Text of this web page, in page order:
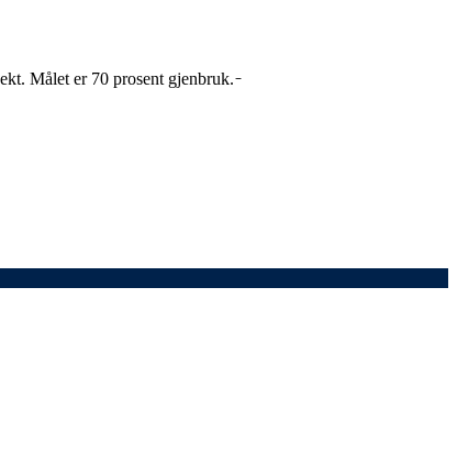
Målet er 70 prosent gjenbruk.